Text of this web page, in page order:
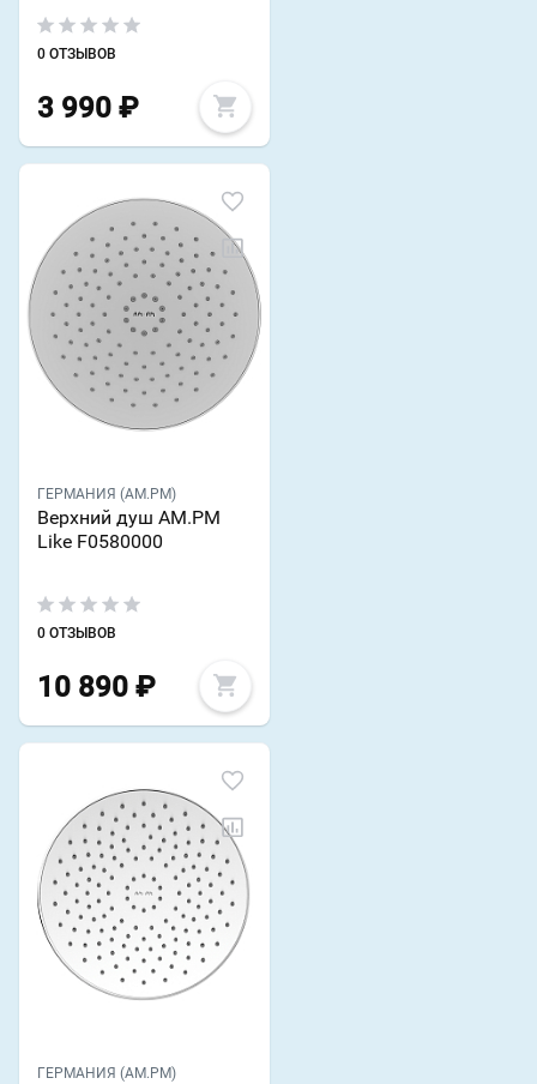
0 ОТЗЫВОВ
3 990 ₽
ГЕРМАНИЯ (AM.PM)
Верхний душ AM.PM
Like F0580000
0 ОТЗЫВОВ
10 890 ₽
ГЕРМАНИЯ (AM.PM)